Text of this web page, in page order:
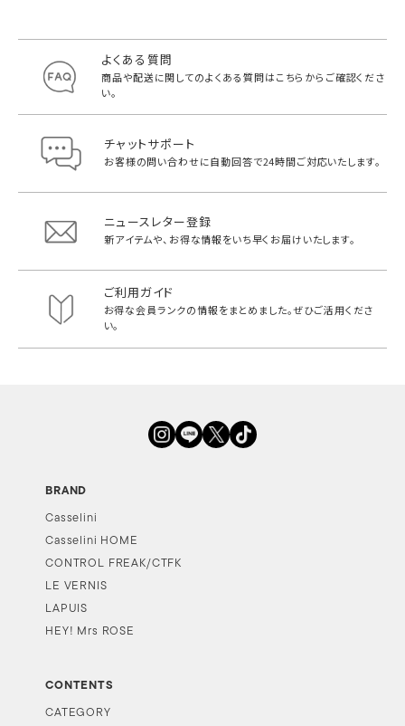
よくある質問
商品や配送に関してのよくある質問はこちらからご確認くださ
い。
チャットサポート
お客様の問い合わせに自動回答で24時間ご対応いたします。
ニュースレター登録
新アイテムや、お得な情報をいち早く お届けいたします。
ご利用ガイド
お得な会員ランクの情報をまとめました。ぜひご活用くださ
い。
BRAND
Casselini
Casselini HOME
CONTROL FREAK/CTFK
LE VERNIS
LAPUIS
HEY! Mrs ROSE
CONTENTS
CATEGORY